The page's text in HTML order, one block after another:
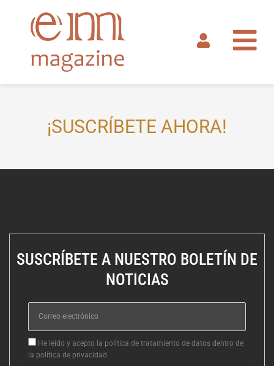
contenido
¡SUSCRÍBETE AHORA!
SUSCRÍBETE A NUESTRO BOLETÍN DE
NOTICIAS
Correo
electrónico
Aceptacion
He leído y acepto la política de tratamiento de datos dentro de
la política de privacidad